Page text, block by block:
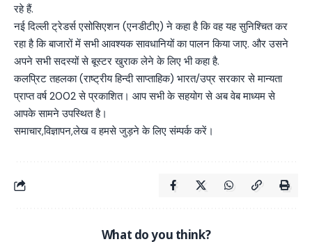
रहे हैं.
नई दिल्ली ट्रेडर्स एसोसिएशन (एनडीटीए) ने कहा है कि वह यह सुनिश्चित कर
रहा है कि बाजारों में सभी आवश्यक सावधानियों का पालन किया जाए. और उसने
अपने सभी सदस्यों से बूस्टर खुराक लेने के लिए भी कहा है.
कलप्रिट तहलका (राष्ट्रीय हिन्दी साप्ताहिक) भारत/उप्र सरकार से मान्यता
प्राप्त वर्ष 2002 से प्रकाशित। आप सभी के सहयोग से अब वेब माध्यम से
आपके सामने उपस्थित है।
समाचार,विज्ञापन,लेख व हमसे जुड़ने के लिए संम्पर्क करें।
What do you think?